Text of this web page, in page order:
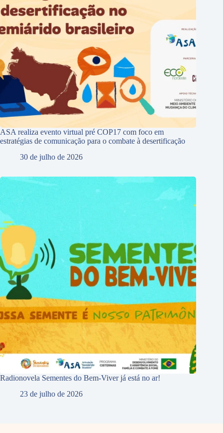
ASA realiza evento virtual pré COP17 com foco em
estratégias de comunicação para o combate à desertificação
30 de julho de 2026
Radionovela Sementes do Bem-Viver já está no ar!
23 de julho de 2026